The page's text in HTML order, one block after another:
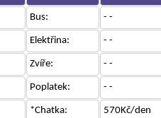
Bus: - -
Elektřina: - -
Zvíře: - -
Poplatek: - -
*Chatka: 570Kč/den